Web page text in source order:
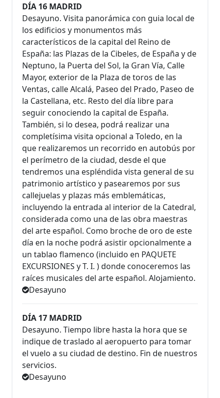
DÍA 16 MADRID
Desayuno. Visita panorámica con guia local de
los edificios y monumentos más
característicos de la capital del Reino de
España: las Plazas de la Cibeles, de España y de
Neptuno, la Puerta del Sol, la Gran Vía, Calle
Mayor, exterior de la Plaza de toros de las
Ventas, calle Alcalá, Paseo del Prado, Paseo de
la Castellana, etc. Resto del día libre para
seguir conociendo la capital de España.
También, si lo desea, podrá realizar una
completísima visita opcional a Toledo, en la
que realizaremos un recorrido en autobús por
el perímetro de la ciudad, desde el que
tendremos una espléndida vista general de su
patrimonio artístico y pasearemos por sus
callejuelas y plazas más emblemáticas,
incluyendo la entrada al interior de la Catedral,
considerada como una de las obra maestras
del arte español. Como broche de oro de este
día en la noche podrá asistir opcionalmente a
un tablao flamenco (incluido en PAQUETE
EXCURSIONES y T. I. ) donde conoceremos las
raíces musicales del arte español. Alojamiento.
Desayuno
DÍA 17 MADRID
Desayuno. Tiempo libre hasta la hora que se
indique de traslado al aeropuerto para tomar
el vuelo a su ciudad de destino. Fin de nuestros
servicios.
Desayuno